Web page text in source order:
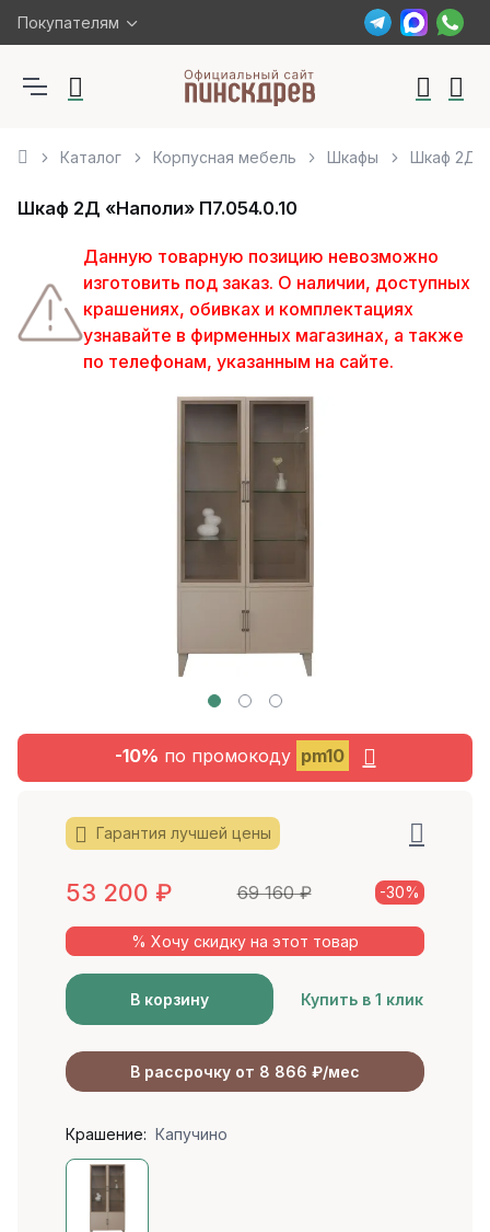
Покупателям
Каталог Корпусная мебель Шкафы Шкаф 2Д
Шкаф 2Д «Наполи» П7.054.0.10
Данную товарную позицию невозможно
изготовить под заказ. О наличии, доступных
крашениях, обивках и комплектациях
узнавайте в фирменных магазинах, а также
по телефонам, указанным на сайте.
-10% по промокоду pm10
Гарантия лучшей цены
53 200 ₽ 69 160₽ -30%
% Хочу скидку на этот товар
В корзину Купить в 1 клик
В рассрочку от 8 866 ₽/мес
Крашение: Капучино